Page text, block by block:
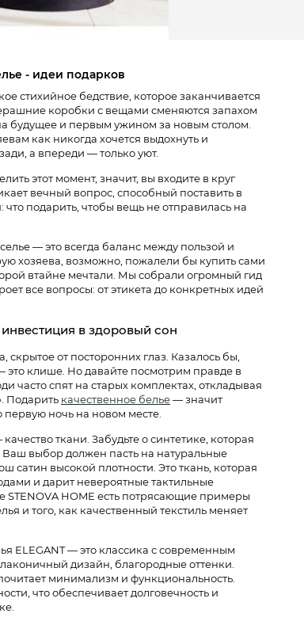
- идеи подарков
стихийное бедствие, которое заканчивается
коробки с вещами сменяются запахом
будущее и первым ужином за новым столом.
как никогда хочется выдохнуть и
а впереди — только уют.
этот момент, значит, вы входите в круг
вечный вопрос, способный поставить в
что подарить, чтобы вещь не отправилась на
— это всегда баланс между пользой и
хозяева, возможно, пожалели бы купить сами
втайне мечтали. Мы собрали огромный гид
все вопросы: от этикета до конкретных идей
в здоровый сон
скрытое от посторонних глаз. Казалось бы,
это клише. Но давайте посмотрим правде в
часто спят на старых комплектах, откладывая
Подарить качественное белье — значит
ночь на новом месте.
ткани. Забудьте о синтетике, которая
Ваш выбор должен пасть на натуральные
сатин высокой плотности. Это ткань, которая
и дарит невероятные тактильные
STENOVA HOME есть потрясающие примеры
и того, как качественный текстиль меняет
ELEGANT — это классика с современным
дизайн, благородные оттенки.
минимализм и функциональность.
что обеспечивает долговечность и